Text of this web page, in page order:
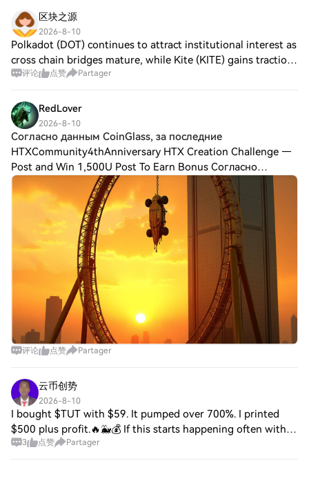
区块之源
2026-8-10
Polkadot (DOT) continues to attract institutional interest as
cross chain bridges mature, while Kite (KITE) gains traction
through its community driven liquidity pools. Bonk (BONK)
评论 点赞 Partager
RedLover
2026-8-10
Согласно данным CoinGlass, за последние
HTXCommunity4thAnniversary HTX Creation Challenge —
Post and Win 1,500U Post To Earn Bonus Согласно
данным CoinGlass, за последние 24 часа токен Tutorial
(TUT), созданный на платформе BNB Chain, был л
评论 点赞 Partager
云币创势
2026-8-10
I bought $TUT with $59. It pumped over 700%. I printed
$500 plus profit.🔥🐳💰 If this starts happening often with
$OG memes, it's a sign something Huge is brooding in the
3 点赞 Partager